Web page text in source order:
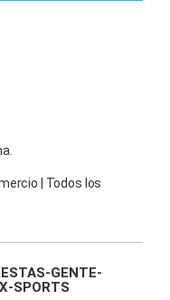
| Todos los
-GENTE-
-SPORTS